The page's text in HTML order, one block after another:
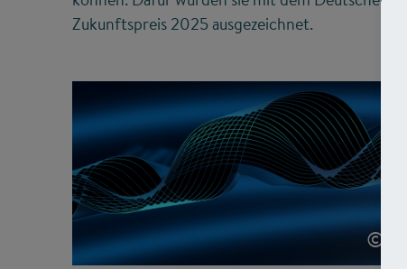
Zukunftspreis 2025 ausgezeichnet.
©